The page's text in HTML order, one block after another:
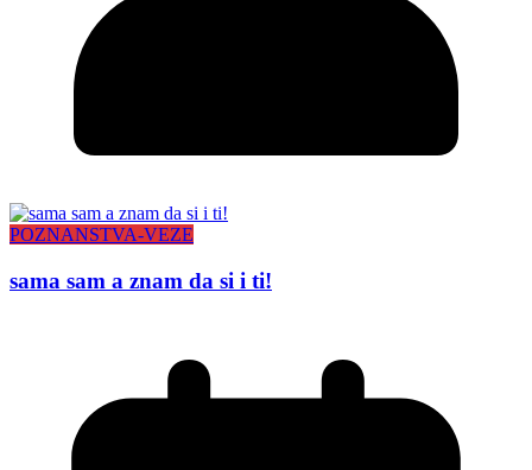
POZNANSTVA-VEZE
sama sam a znam da si i ti!